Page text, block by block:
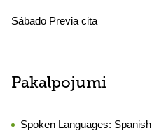
Sábado Previa cita
Pakalpojumi
Spoken Languages: Spanish